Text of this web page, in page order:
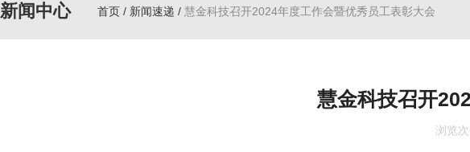
新闻中心 首页 / 新闻速递 / 慧金科技召开2024年度工作会暨优秀员工表彰大会
慧金科技召开
浏览次